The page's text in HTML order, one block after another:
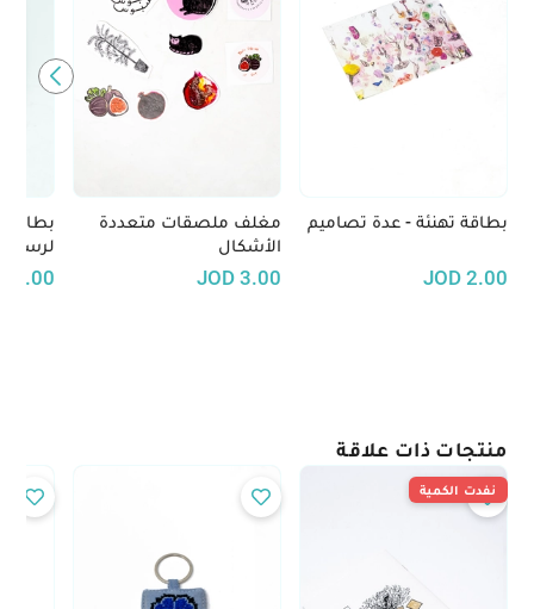
بطاقة تهنئة - عدة تصاميم
2.00
JOD
مغلف ملصقات متعددة
الأشكال
3.00
JOD
بطاقة
2.00
منتجات ذات علاقة
نفدت الكمية